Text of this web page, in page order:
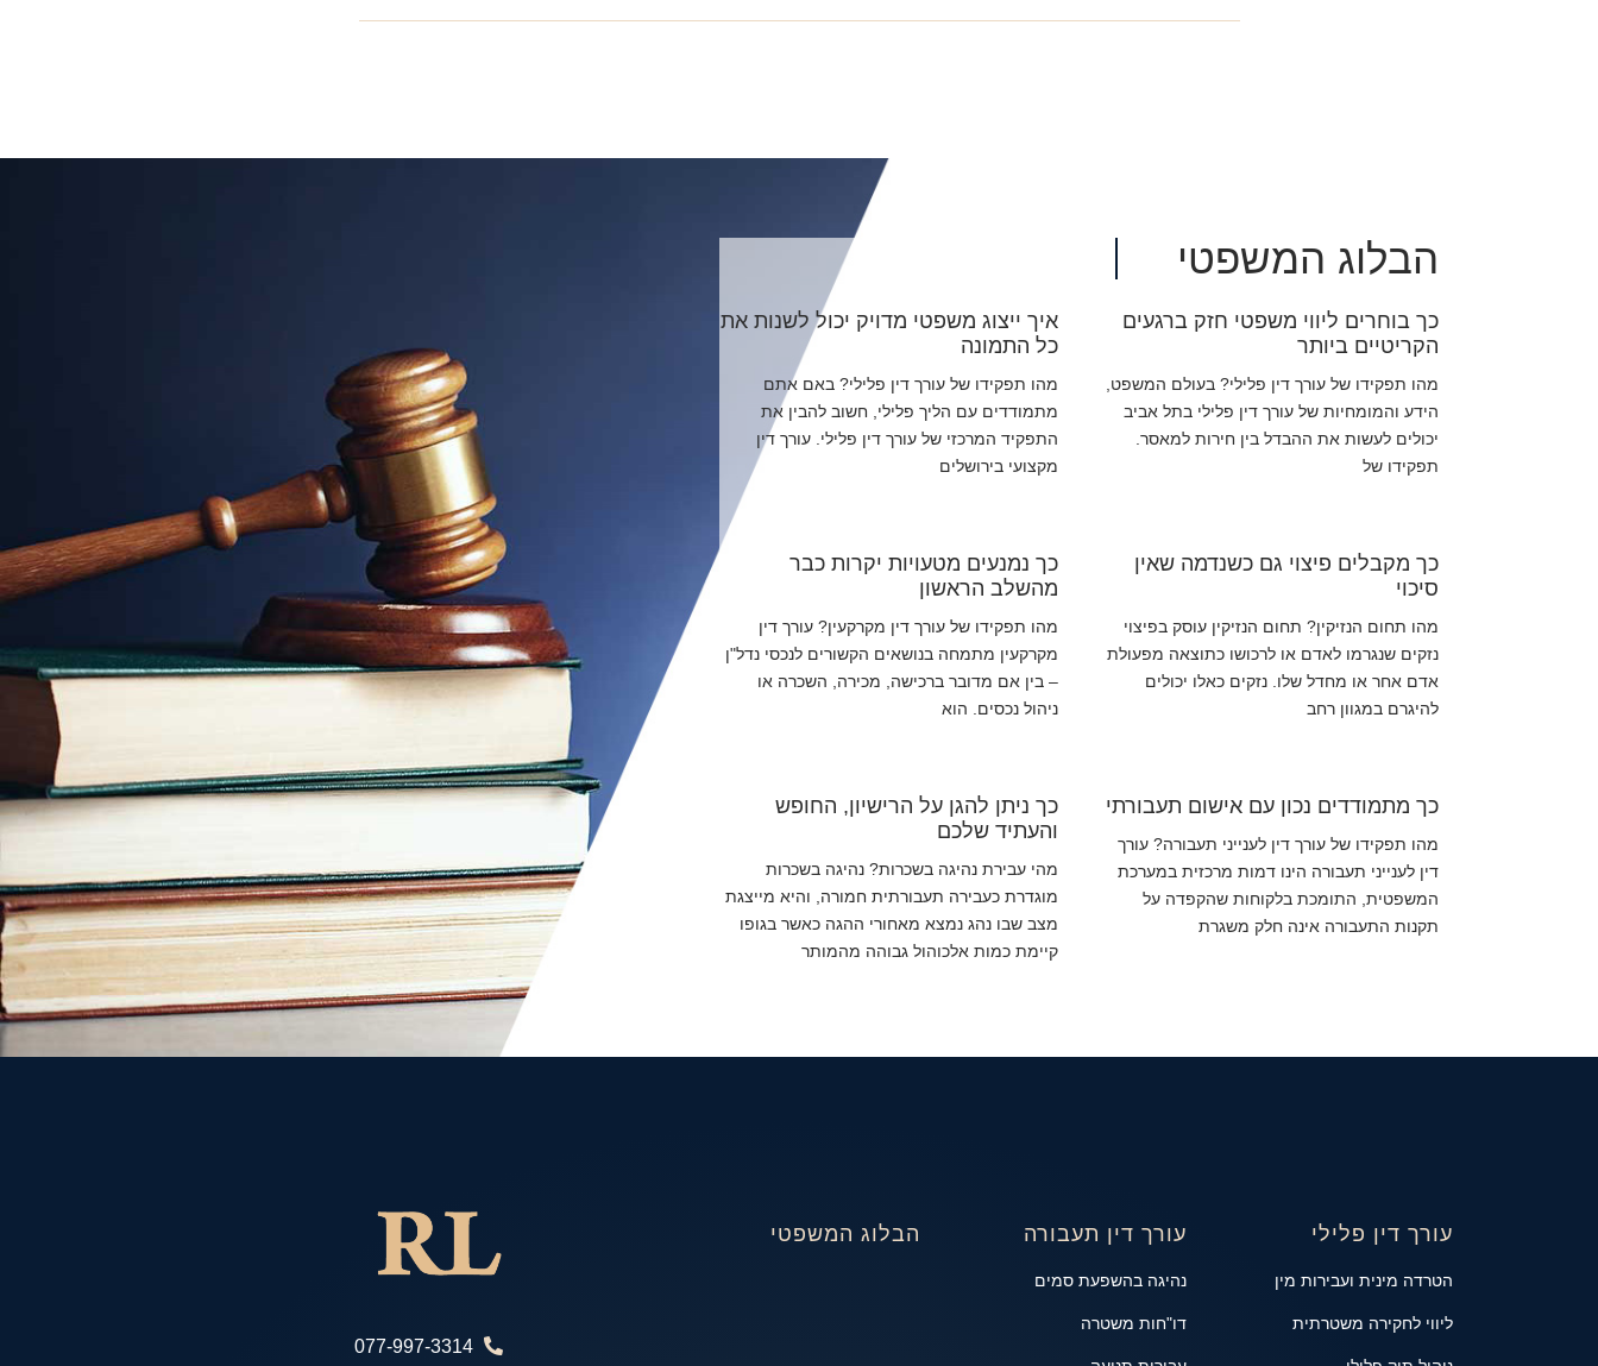
הבלוג המשפטי
כך בוחרים ליווי משפטי חזק ברגעים
הקריטיים ביותר
מהו תפקידו של עורך דין פלילי? בעולם המשפט,
הידע והמומחיות של עורך דין פלילי בתל אביב
יכולים לעשות את ההבדל בין חירות למאסר.
תפקידו של
איך ייצוג משפטי מדויק יכול לשנות את
כל התמונה
מהו תפקידו של עורך דין פלילי? באם אתם
מתמודדים עם הליך פלילי, חשוב להבין את
התפקיד המרכזי של עורך דין פלילי. עורך דין
מקצועי בירושלים
כך מקבלים פיצוי גם כשנדמה שאין
סיכוי
מהו תחום הנזיקין? תחום הנזיקין עוסק בפיצוי
נזקים שנגרמו לאדם או לרכושו כתוצאה מפעולת
אדם אחר או מחדל שלו. נזקים כאלו יכולים
להיגרם במגוון רחב
כך נמנעים מטעויות יקרות כבר
מהשלב הראשון
מהו תפקידו של עורך דין מקרקעין? עורך דין
מקרקעין מתמחה בנושאים הקשורים לנכסי נדל"ן
– בין אם מדובר ברכישה, מכירה, השכרה או
ניהול נכסים. הוא
כך מתמודדים נכון עם אישום תעבורתי
מהו תפקידו של עורך דין לענייני תעבורה? עורך
דין לענייני תעבורה הינו דמות מרכזית במערכת
המשפטית, התומכת בלקוחות שהקפדה על
תקנות התעבורה אינה חלק משגרת
כך ניתן להגן על הרישיון, החופש
והעתיד שלכם
מהי עבירת נהיגה בשכרות? נהיגה בשכרות
מוגדרת כעבירה תעבורתית חמורה, והיא מייצגת
מצב שבו נהג נמצא מאחורי ההגה כאשר בגופו
קיימת כמות אלכוהול גבוהה מהמותר
עורך דין פלילי
הטרדה מינית ועבירות מין
ליווי לחקירה משטרתית
עורך דין תעבורה
נהיגה בהשפעת סמים
דו"חות משטרה
הבלוג המשפטי
077-997-3314